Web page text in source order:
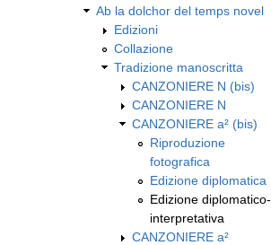
Ab la dolchor del temps novel
Edizioni
Collazione
Tradizione manoscritta
CANZONIERE N (bis)
CANZONIERE N
CANZONIERE a² (bis)
Riproduzione
fotografica
Edizione diplomatica
Edizione diplomatico-
interpretativa
CANZONIERE a²